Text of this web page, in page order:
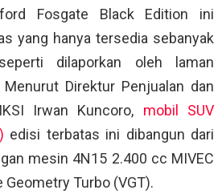
Fosgate Black Edition ini
yang hanya tersedia sebanyak
dilaporkan oleh laman
Menurut Direktur Penjualan dan
Irwan Kuncoro, mobil SUV
edisi terbatas ini dibangun dari
mesin 4N15 2.400 cc MIVEC
Turbo (VGT).